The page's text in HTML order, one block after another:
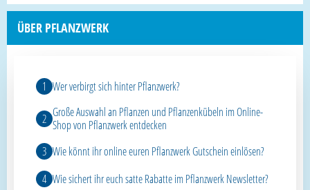
ÜBER PFLANZWERK
Wer verbirgt sich hinter Pflanzwerk?
Große Auswahl an Pflanzen und Pflanzenkübeln im Online-
Shop von Pflanzwerk entdecken
Wie könnt ihr online euren Pflanzwerk Gutschein einlösen?
Wie sichert ihr euch satte Rabatte im Pflanzwerk Newsletter?